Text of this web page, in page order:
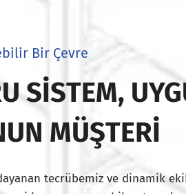
Bir Çevre
SISTEM,
MÜŞTERI
tecrübemiz ve dinamik